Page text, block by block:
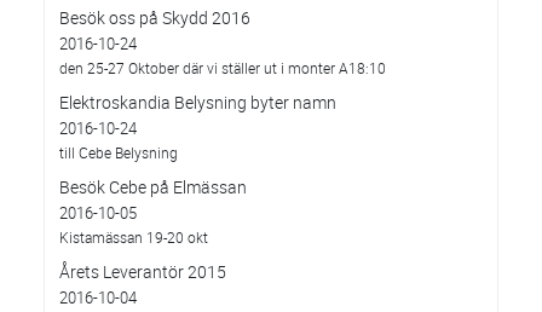
Besök oss på Skydd 2016
2016-10-24
den 25-27 Oktober där vi ställer ut i monter A18:10
Elektroskandia Belysning byter namn
2016-10-24
till Cebe Belysning
Besök Cebe på Elmässan
2016-10-05
Kistamässan 19-20 okt
Årets Leverantör 2015
2016-10-04